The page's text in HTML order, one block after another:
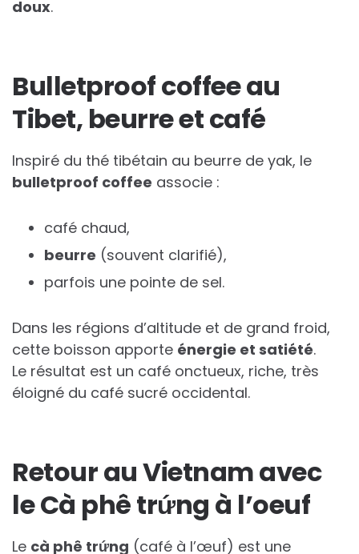
doux.
Bulletproof coffee au
Tibet, beurre et café
Inspiré du thé tibétain au beurre de yak, le
bulletproof coffee associe :
café chaud,
beurre (souvent clarifié),
parfois une pointe de sel.
Dans les régions d’altitude et de grand froid,
cette boisson apporte énergie et satiété.
Le résultat est un café onctueux, riche, très
éloigné du café sucré occidental.
Retour au Vietnam avec
le Cà phê trứng à l’oeuf
Le cà phê trứng (café à l’œuf) est une